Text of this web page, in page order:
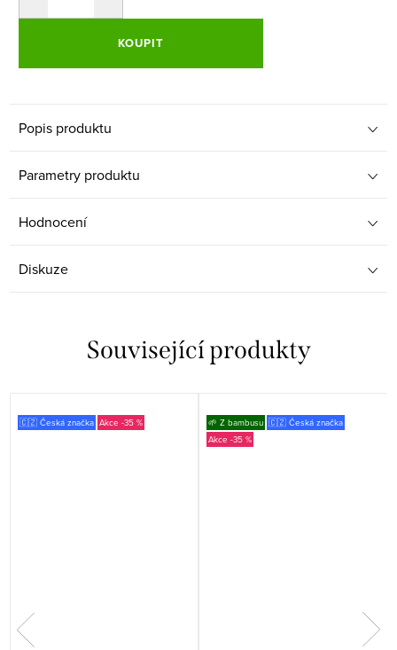
KOUPIT
Popis produktu
Parametry produktu
Hodnocení
Diskuze
Související produkty
🇨🇿 Česká značka -35 % 🌱 Z bambusu 🇨🇿 Česká značka
-35 %